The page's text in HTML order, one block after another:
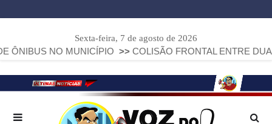
Sexta-feira, 7 de agosto de 2026
MUNICÍPIO >> COLISÃO FRONTAL ENTRE DUAS FIAT